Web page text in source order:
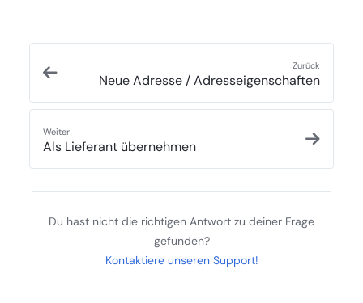
Zurück
Neue Adresse / Adresseigenschaften
Weiter
Als Lieferant übernehmen
Du hast nicht die richtigen Antwort zu deiner Frage
gefunden?
Kontaktiere unseren Support!